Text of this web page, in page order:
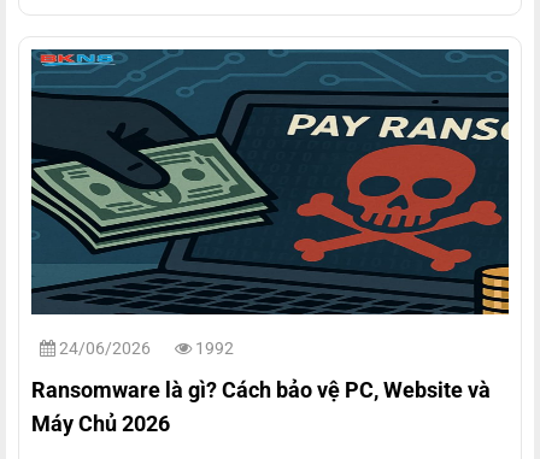
24/06/2026 1992
Ransomware là gì? Cách bảo vệ PC, Website và
Máy Chủ 2026